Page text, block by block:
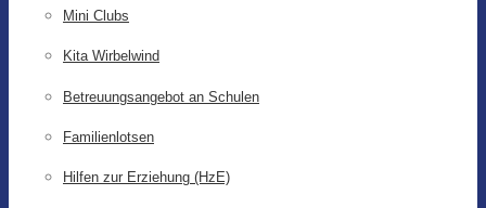
Mini Clubs
Kita Wirbelwind
Betreuungsangebot an Schulen
Familienlotsen
Hilfen zur Erziehung (HzE)